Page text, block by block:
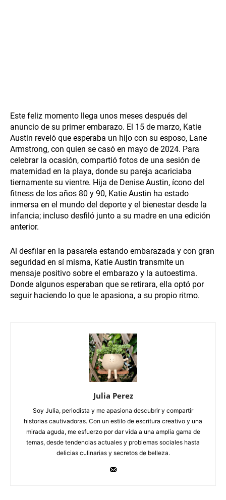
Este feliz momento llega unos meses después del
anuncio de su primer embarazo. El 15 de marzo, Katie
Austin reveló que esperaba un hijo con su esposo, Lane
Armstrong, con quien se casó en mayo de 2024. Para
celebrar la ocasión, compartió fotos de una sesión de
maternidad en la playa, donde su pareja acariciaba
tiernamente su vientre. Hija de Denise Austin, ícono del
fitness de los años 80 y 90, Katie Austin ha estado
inmersa en el mundo del deporte y el bienestar desde la
infancia; incluso desfiló junto a su madre en una edición
anterior.
Al desfilar en la pasarela estando embarazada y con gran
seguridad en sí misma, Katie Austin transmite un
mensaje positivo sobre el embarazo y la autoestima.
Donde algunos esperaban que se retirara, ella optó por
seguir haciendo lo que le apasiona, a su propio ritmo.
Julia Perez
Soy Julia, periodista y me apasiona descubrir y compartir
historias cautivadoras. Con un estilo de escritura creativo y una
mirada aguda, me esfuerzo por dar vida a una amplia gama de
temas, desde tendencias actuales y problemas sociales hasta
delicias culinarias y secretos de belleza.